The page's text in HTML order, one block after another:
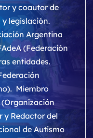
y coautor de
legislación.
Argentina
(Federación
entidades.
Miembro
(Organización
y Redactor del
de Autismo